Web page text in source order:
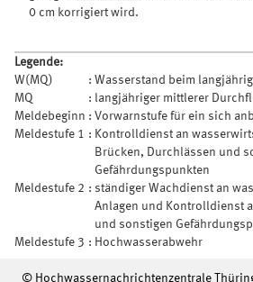
0 cm korrigiert wird.
Legende:
W(MQ)
: Wasserstand beim
MQ
: langjähriger mittlerer
Meldebeginn : Vorwarnstufe für ein sich
Meldestufe 1 : Kontrolldienst an
Brücken, Durchlässen und
Gefährdungspunkten
Meldestufe 2 : ständiger Wachdienst an
Anlagen und Kontrolldienst
und sonstigen
Meldestufe 3 : Hochwasserabwehr
© Hochwassernachrichtenzentrale